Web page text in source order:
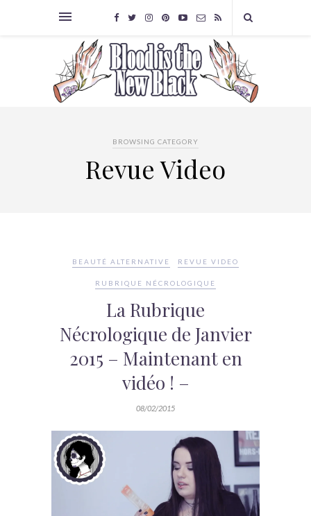
BROWSING CATEGORY
Revue Video
BEAUTÉ ALTERNATIVE REVUE VIDEO
RUBRIQUE NÉCROLOGIQUE
La Rubrique
Nécrologique de Janvier
2015 – Maintenant en
vidéo ! –
08/02/2015